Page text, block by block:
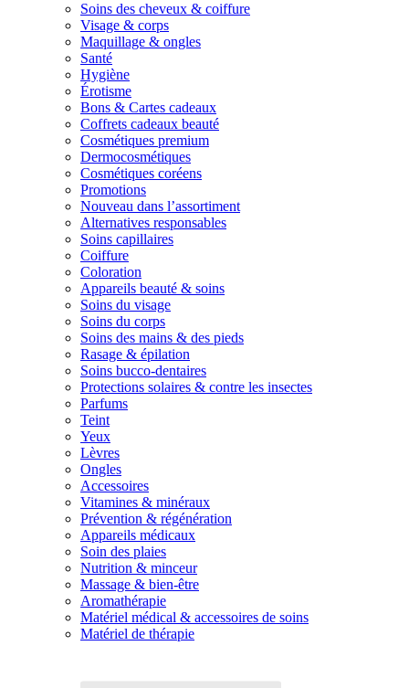
Soins des cheveux & coiffure
Visage & corps
Maquillage & ongles
Santé
Hygiène
Érotisme
Bons & Cartes cadeaux
Coffrets cadeaux beauté
Cosmétiques premium
Dermocosmétiques
Cosmétiques coréens
Promotions
Nouveau dans l’assortiment
Alternatives responsables
Soins capillaires
Coiffure
Coloration
Appareils beauté & soins
Soins du visage
Soins du corps
Soins des mains & des pieds
Rasage & épilation
Soins bucco-dentaires
Protections solaires & contre les insectes
Parfums
Teint
Yeux
Lèvres
Ongles
Accessoires
Vitamines & minéraux
Prévention & régénération
Appareils médicaux
Soin des plaies
Nutrition & minceur
Massage & bien-être
Aromathérapie
Matériel médical & accessoires de soins
Matériel de thérapie